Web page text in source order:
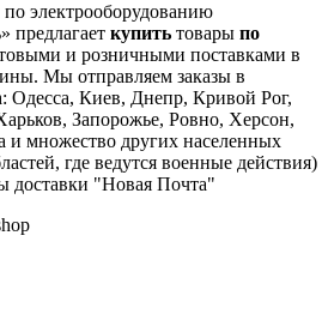
электрооборудованию
предлагает купить товары по
и розничными поставками в
Мы отправляем заказы в
Одесса, Киев, Днепр, Кривой Рог,
Запорожье, Ровно, Херсон,
и множество других населенных
где ведутся военные действия)
доставки "Новая Почта"